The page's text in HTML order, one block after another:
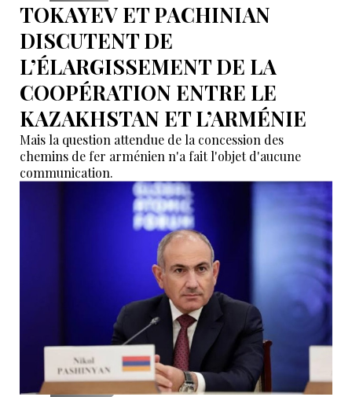
TOKAYEV ET PACHINIAN
DISCUTENT DE
L’ÉLARGISSEMENT DE LA
COOPÉRATION ENTRE LE
KAZAKHSTAN ET L’ARMÉNIE
Mais la question attendue de la concession des
chemins de fer arménien n'a fait l'objet d'aucune
communication.